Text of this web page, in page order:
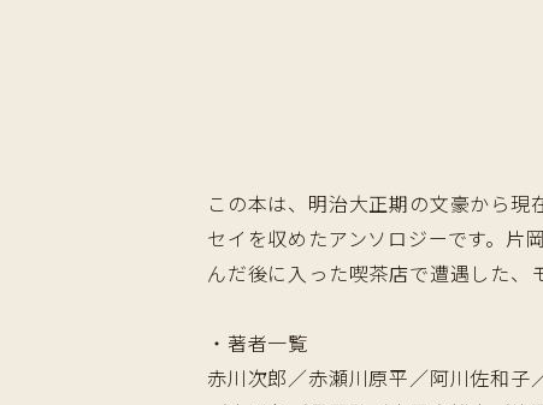
この本は、明治大正期の文豪から
セイを収めたアンソロジーです。
んだ後に入った喫茶店で遭遇した、
・著者一覧
赤川次郎／赤瀬川原平／阿川佐和